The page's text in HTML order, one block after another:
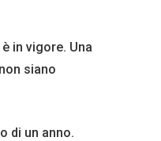
in vigore. Una
siano
di un anno.